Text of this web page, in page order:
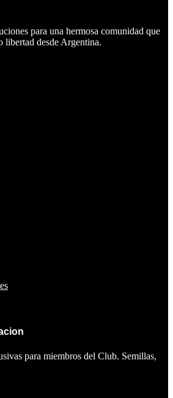
para una hermosa comunidad que
libertad desde Argentina.
para miembros del Club. Semillas,